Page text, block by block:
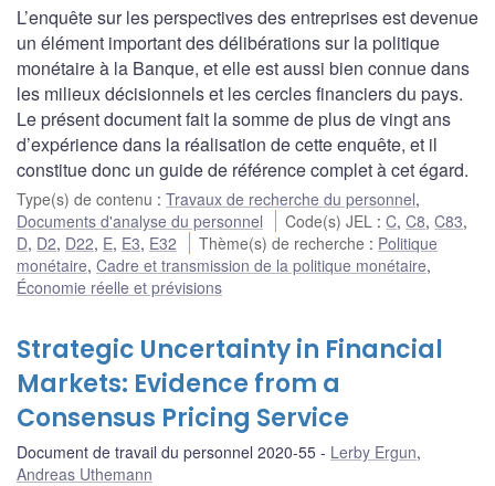
L’enquête sur les perspectives des entreprises est devenue
un élément important des délibérations sur la politique
monétaire à la Banque, et elle est aussi bien connue dans
les milieux décisionnels et les cercles financiers du pays.
Le présent document fait la somme de plus de vingt ans
d’expérience dans la réalisation de cette enquête, et il
constitue donc un guide de référence complet à cet égard.
Type(s) de contenu : Travaux de recherche du personnel,
Documents d'analyse du personnel
Code(s) JEL :C,C8,C83,
D, D2, D22, E, E3, E32 Thème(s) de recherche : Politique
monétaire, Cadre et transmission de la politique monétaire,
Économie réelle et prévisions
Strategic Uncertainty in Financial
Markets: Evidence from a
Consensus Pricing Service
Document de travail du personnel 2020-55 Lerby Ergun,
Andreas Uthemann